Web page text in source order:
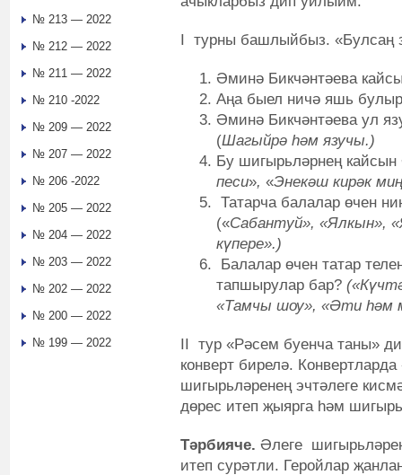
I турны башлыйбыз. «Булсаң
Әминә Бикчәнтәева
Аңа быел ничә яшь
Әминә Бикчәнтәева ул
(Шагыйрә һәм язучы.)
Бу шигырьләрнең кайсын
песи», «Энекәш кирәк
Татарча балалар өчен
(«Сабантуй», «Ялкын»,
күпере».)
Балалар өчен татар
тапшырулар бар?
«Тамчы шоу», «Әти һәм
II тур «Рәсем буенча таны»
конверт бирелә.
шигырьләренең эчтәлеге
дөрес итеп җыярга һәм
Тәрбияче. Әлеге
итеп сурәтли. Геройлар
№ 213 — 2022
№ 212 — 2022
№ 211 — 2022
№ 210 -2022
№ 209 — 2022
№ 207 — 2022
№ 206 -2022
№ 205 — 2022
№ 204 — 2022
№ 203 — 2022
№ 202 — 2022
№ 200 — 2022
№ 199 — 2022